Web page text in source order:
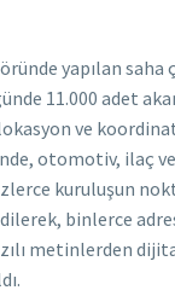
yapılan saha
11.000 adet
ve
otomotiv, ilaç
kuruluşun
binlerce
metinlerden